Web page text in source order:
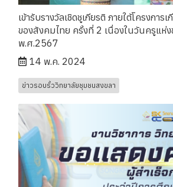
เข้ารับรางวัลเชิดชูเกียรติ ภายใต้โครงกา
ของสังคมไทย ครั้งที่ 2 เนื่องในวันครูแห่ง
พ.ศ.2567
14 พ.ค. 2024
ข่าวรอบรั้ววิทยาลัยชุมชนสงขลา